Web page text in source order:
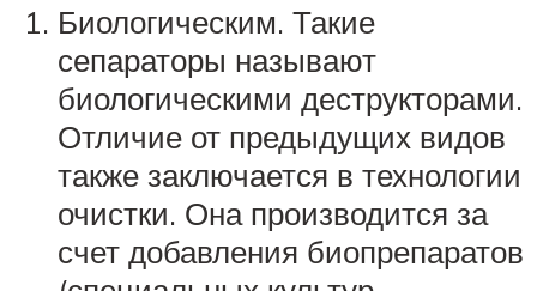
Биологическим. Такие
сепараторы называют
биологическими деструкторами.
Отличие от предыдущих видов
также заключается в технологии
очистки. Она производится за
счет добавления биопрепаратов